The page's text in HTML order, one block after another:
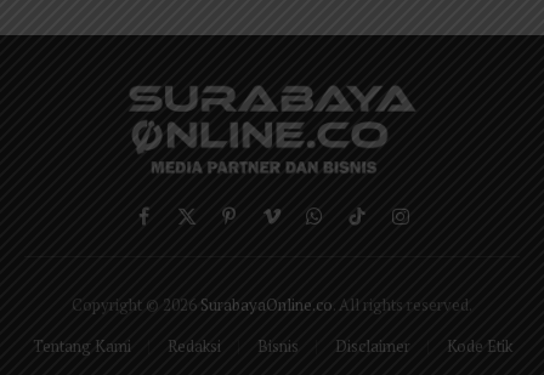
Facebook
X
PinterestVimeoWhatsApp
TikTokInstagram
Copyright © 2026 SurabayaOnline.co . All rights reserved.
Tentang Kami
Redaksi Bisnis Disclaimer Kode Etik